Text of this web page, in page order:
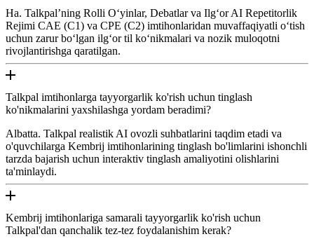
Ha. Talkpal’ning Rolli O‘yinlar, Debatlar va Ilg‘or AI Repetitorlik
Rejimi CAE (C1) va CPE (C2) imtihonlaridan muvaffaqiyatli o‘tish
uchun zarur bo‘lgan ilg‘or til ko‘nikmalari va nozik muloqotni
rivojlantirishga qaratilgan.
Talkpal imtihonlarga tayyorgarlik ko'rish uchun tinglash
ko'nikmalarini yaxshilashga yordam beradimi?
Albatta. Talkpal realistik AI ovozli suhbatlarini taqdim etadi va
o'quvchilarga Kembrij imtihonlarining tinglash bo'limlarini ishonchli
tarzda bajarish uchun interaktiv tinglash amaliyotini olishlarini
ta'minlaydi.
Kembrij imtihonlariga samarali tayyorgarlik ko'rish uchun
Talkpal'dan qanchalik tez-tez foydalanishim kerak?